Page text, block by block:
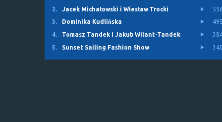
2.
Jacek Michałowski i Wiesław Trocki
3.
Dominika Kudlińska
4.
Tomasz Tandek i Jakub Wilant-Tandek
5.
Sunset Sailing Fashion Show